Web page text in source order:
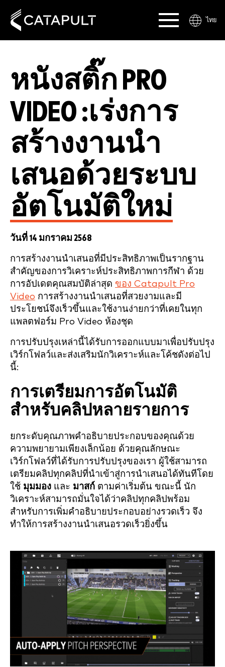
ไทย
หนังสติ๊ก PRO
VIDEO :เร่งการ
สร้างงานนำ
เสนอด้วยระบบ
อัตโนมัติใหม่
วันที่ 14 มกราคม 2568
การสร้างงานนำเสนอที่มีประสิทธิภาพเป็นรากฐาน
สำคัญของการวิเคราะห์ประสิทธิภาพการกีฬา ด้วย
การอัปเดตคุณสมบัติล่าสุด ของ Catapult Pro
Video การสร้างงานนำเสนอที่สวยงามและมี
ประโยชน์จึงเร็วขึ้นและใช้งานง่ายกว่าที่เคยในทุก
แพลตฟอร์ม Pro Video ห้องชุด
การปรับปรุงเหล่านี้ได้รับการออกแบบมาเพื่อปรับปรุง
เวิร์กโฟลว์และส่งเสริมนักวิเคราะห์และโค้ชดังต่อไป
นี้:
การเตรียมการอัตโนมัติ
สำหรับคลิปหลายรายการ
ยกระดับคุณภาพคำอธิบายประกอบของคุณด้วย
ความพยายามเพียงเล็กน้อย ด้วยคุณลักษณะ
เวิร์กโฟลว์ที่ได้รับการปรับปรุงของเรา ผู้ใช้สามารถ
เตรียมคลิปทุกคลิปที่นำเข้าสู่การนำเสนอได้ทันทีโดย
ใช้ มุมมอง และ มาสก์ ตามค่าเริ่มต้น ขณะนี้ นัก
วิเคราะห์สามารถมั่นใจได้ว่าคลิปทุกคลิปพร้อม
สำหรับการเพิ่มคำอธิบายประกอบอย่างรวดเร็ว จึง
ทำให้การสร้างงานนำเสนอรวดเร็วยิ่งขึ้น